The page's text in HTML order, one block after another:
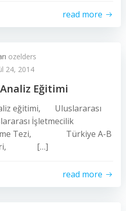
read more
ozelders
24, 2014
Eğitimi
Uluslararası
İşletmecilik
Tezi, Türkiye A-B
[…]
read more